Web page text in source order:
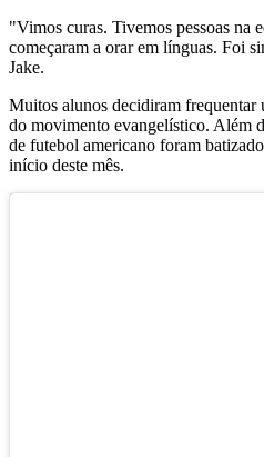
"Vimos curas. Tivemos pessoas na
começaram a orar em línguas. Foi
Jake.
Muitos alunos decidiram frequentar
do movimento evangelístico. Além
de futebol americano foram
início deste mês.